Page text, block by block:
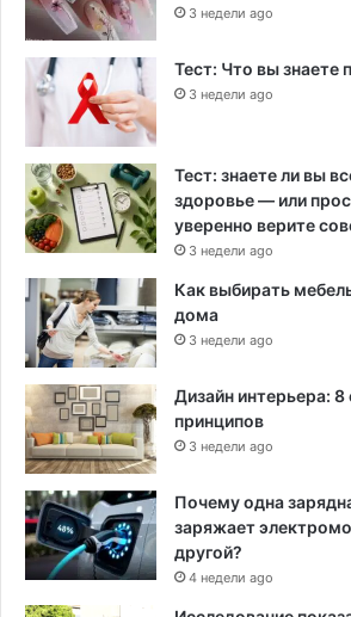
3 недели ago
Тест: Что вы
3 недели ago
Тест: знаете ли вы
здоровье — или
уверенно верите
3 недели ago
Как выбирать
дома
3 недели ago
Дизайн интерьера:
принципов
3 недели ago
Почему одна
заряжает
другой?
4 недели ago